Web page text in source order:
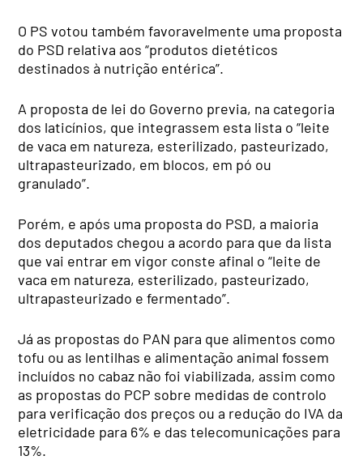
O PS votou também favoravelmente uma proposta
do PSD relativa aos “produtos dietéticos
destinados à nutrição entérica”.
A proposta de lei do Governo previa, na categoria
dos laticínios, que integrassem esta lista o “leite
de vaca em natureza, esterilizado, pasteurizado,
ultrapasteurizado, em blocos, em pó ou
granulado”.
Porém, e após uma proposta do PSD, a maioria
dos deputados chegou a acordo para que da lista
que vai entrar em vigor conste afinal o “leite de
vaca em natureza, esterilizado, pasteurizado,
ultrapasteurizado e fermentado”.
Já as propostas do PAN para que alimentos como
tofu ou as lentilhas e alimentação animal fossem
incluídos no cabaz não foi viabilizada, assim como
as propostas do PCP sobre medidas de controlo
para verificação dos preços ou a redução do IVA da
eletricidade para 6% e das telecomunicações para
13%.